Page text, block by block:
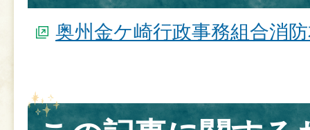
奥州金ケ崎行政事務組合消